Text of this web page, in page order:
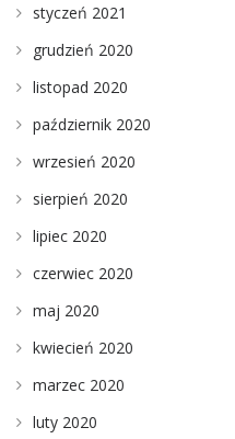
styczeń 2021
grudzień 2020
listopad 2020
październik 2020
wrzesień 2020
sierpień 2020
lipiec 2020
czerwiec 2020
maj 2020
kwiecień 2020
marzec 2020
luty 2020